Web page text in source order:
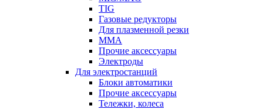
TIG
Газовые редукторы
Для плазменной резки
ММА
Прочие аксессуары
Электроды
Для электростанций
Блоки автоматики
Прочие аксессуары
Тележки, колеса